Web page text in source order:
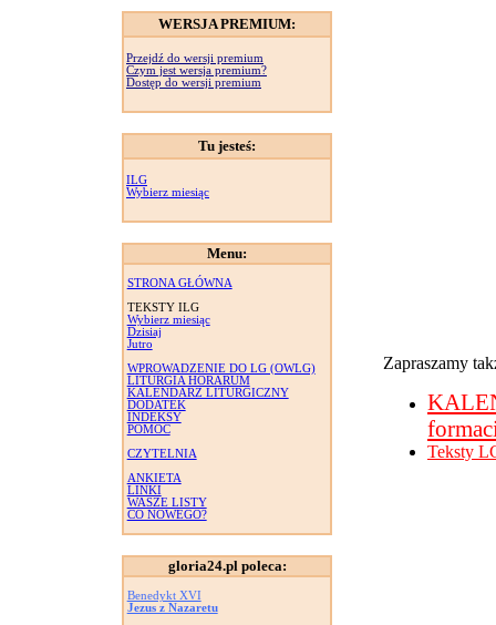
WERSJA PREMIUM:
Przejdź do wersji premium
Czym jest wersja premium?
Dostęp do wersji premium
Tu jesteś:
ILG
Wybierz miesiąc
Menu:
STRONA GŁÓWNA
TEKSTY ILG
Wybierz miesiąc
Dzisiaj
Jutro
WPROWADZENIE DO LG (OWLG)
LITURGIA HORARUM
KALENDARZ LITURGICZNY
DODATEK
INDEKSY
POMOC
CZYTELNIA
ANKIETA
LINKI
WASZE LISTY
CO NOWEGO?
gloria24.pl poleca:
Benedykt XVI
Jezus z Nazaretu
Zapraszamy
Teksty